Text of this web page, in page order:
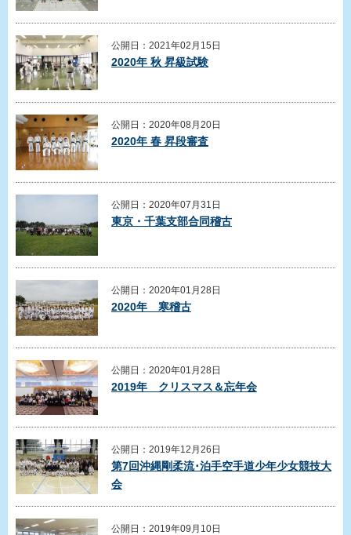
公開日：2021年02月15日
2020年 秋 昇級試験
公開日：2020年08月20日
2020年 春 昇段審査
公開日：2020年07月31日
東京・千葉支部合同稽古
公開日：2020年01月28日
2020年 寒稽古
公開日：2020年01月28日
2019年 クリスマス＆忘年会
公開日：2019年12月26日
第7回沖縄剛柔流･泊手空手道少年少女競技大
会
公開日：2019年09月10日